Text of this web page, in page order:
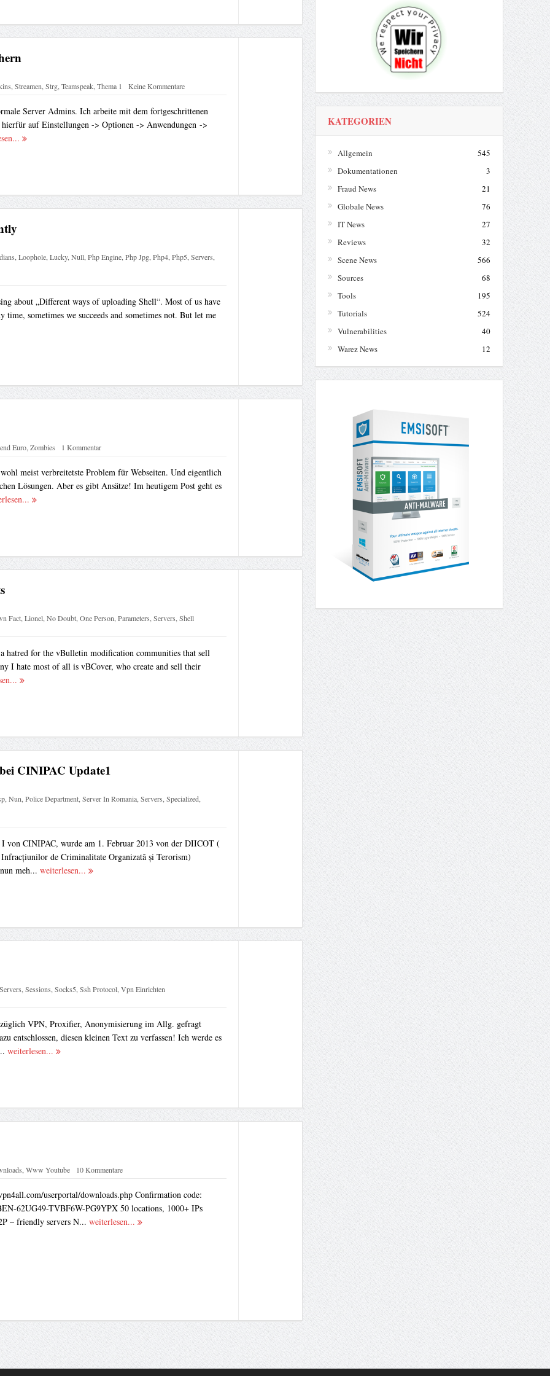
,Streamen,Strg,Teamspeak,Thema 1 Keine Kommentare
Server Admins. Ich arbeite mit dem fortgeschrittenen
hierfür auf Einstellungen -> Optionen -> Anwendungen ->
,Loophole,Lucky,Null,Php Engine,Php Jpg,Php4,Php5,Servers,
about „Different ways of uploading Shell“. Most of us have
time, sometimes we succeeds and sometimes not. But let me
Euro,Zombies 1 Kommentar
meist verbreitetste Problem für Webseiten. Und eigentlich
Lösungen. Aber es gibt Ansätze! Im heutigem Post geht es
Fact,Lionel,No Doubt,One Person,Parameters,Servers,Shell
hatred for the vBulletin modification communities that sell
I hate most of all is vBCover, who create and sell their
CINIPAC Update1
,Nun,Police Department,Server In Romania,Servers,Specialized,
von CINIPAC, wurde am 1. Februar 2013 von der DIICOT (
de Criminalitate Organizată și Terorism)
meh... weiterlesen...
,Sessions,Socks5,Ssh Protocol,Vpn Einrichten
VPN, Proxifier, Anonymisierung im Allg. gefragt
entschlossen, diesen kleinen Text zu verfassen! Ich werde es
weiterlesen...
,Www Youtube 10 Kommentare
userportal/downloads.php Confirmation code:
62UG49-TVBF6W-PG9YPX 50 locations, 1000+ IPs
– friendly servers N... weiterlesen...
KATEGORIEN
Allgemein
545
Dokumentationen
3
Fraud News
21
Globale News
76
IT News
27
Reviews
32
Scene News
566
Sources
68
Tools
195
Tutorials
524
Vulnerabilities
40
Warez News
12